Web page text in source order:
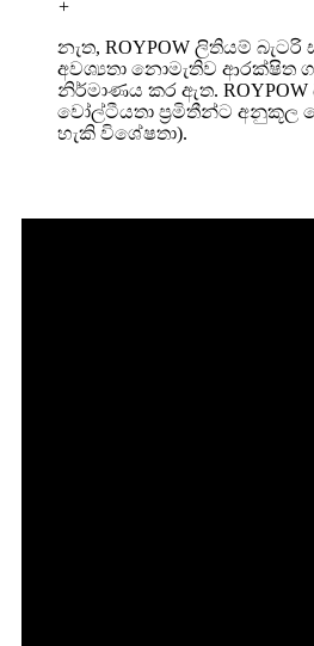
+
නැත, ROYPOW ලිතියම් බැටරි
අවශ්‍යතා නොමැතිව ආරක්ෂිත
නිර්මාණය කර ඇත. ROYPOW
වෝල්ටීයතා ප්‍රමිතීන්ට අනුකූල
හැකි විශේෂතා).